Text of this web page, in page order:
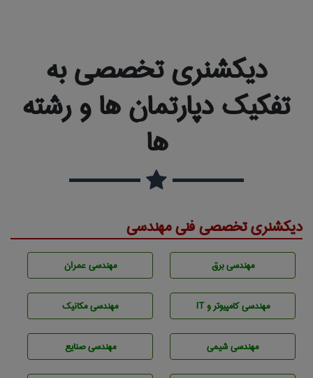
دیکشنری تخصصی به
تفکیک دپارتمان ها و رشته
ها
دیکشنری تخصصی فنی مهندسی
مهندسی برق مهندسی عمران
مهندسی كامپيوتر و IT مهندسی مکانیک
مهندسي شيمی مهندسی صنايع